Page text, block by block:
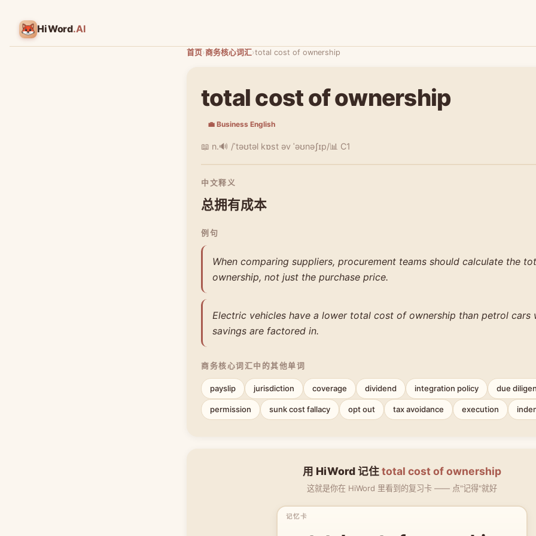
HiWord.AI
首页›商务核心词汇›total cost of ownership
total cost of ownership
💼 Business English
📖 n.🔊 /ˈtəʊtəl kɒst əv ˈəʊnəʃɪp/📊 C1
中文释义
总拥有成本
例句
When comparing suppliers, procurement teams should calculate the
ownership, not just the purchase price.
Electric vehicles have a lower total cost of ownership than petrol cars
savings are factored in.
商务核心词汇中的其他单词
payslip jurisdiction coverage dividend integration policy due
permission sunk cost fallacy opt out tax avoidance execution
用 HiWord 记住total cost of ownership
这就是你在 HiWord 里看到的复习卡 —— 点"记得"就好